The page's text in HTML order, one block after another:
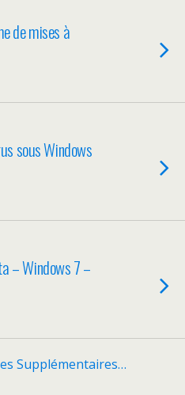
de mises à
sous Windows
– Windows 7 –
Supplémentaires…